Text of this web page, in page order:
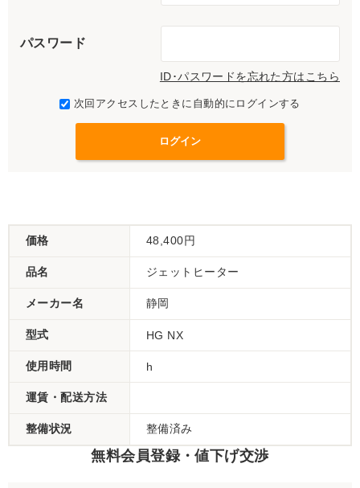
パスワード
ID･パスワードを忘れた方はこちら
次回アクセスしたときに自動的にログインする
価格 48,400円
品名 ジェットヒーター
メーカー名 静岡
型式 HG NX
使用時間 h
運賃・配送方法
整備状況 整備済み
無料会員登録・値下げ交渉